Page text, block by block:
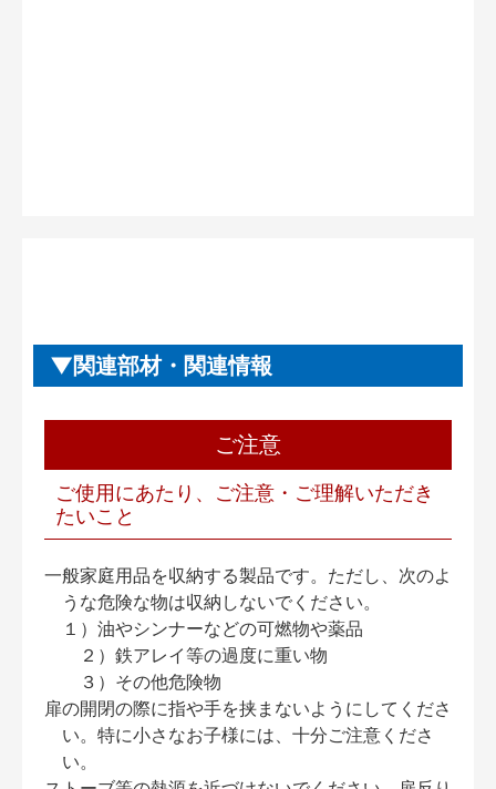
関連部材・関連情報
ご注意
ご使用にあたり、ご注意・ご理解いただき
たいこと
一般家庭用品を収納する製品です。ただし、次のよ
うな危険な物は収納しないでください。
１）油やシンナーなどの可燃物や薬品
２）鉄アレイ等の過度に重い物
３）その他危険物
扉の開閉の際に指や手を挟まないようにしてくださ
い。特に小さなお子様には、十分ご注意くださ
い。